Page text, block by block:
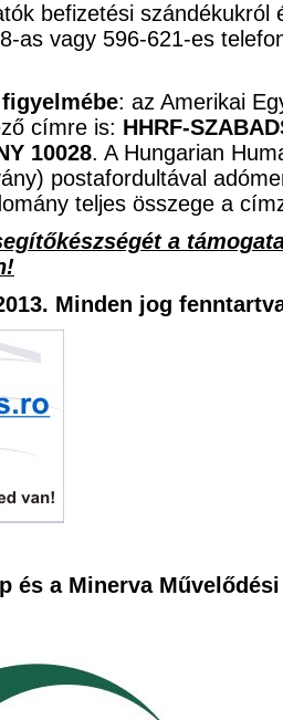
befizetési
as vagy 596-621-es
: az Amerikai
címre is: HHRF-
10028. A Hungarian
postafordultával
teljes összege a
a
Minden jog
és a Minerva